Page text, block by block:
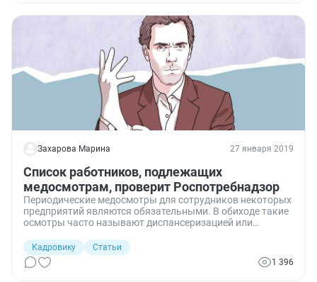
Захарова Марина 27 января 2019
Список работников, подлежащих
медосмотрам, проверит Роспотребнадзор
Периодические медосмотры для сотрудников некоторых
предприятий являются обязательными. В обиходе такие
осмотры часто называют диспансеризацией или
обязательным профосмотрам, оформляется
специальным документом — списком. Какие сотрудники
должны в него попадать, как правильно его оформить и
Кадровику
Статьи
1 396